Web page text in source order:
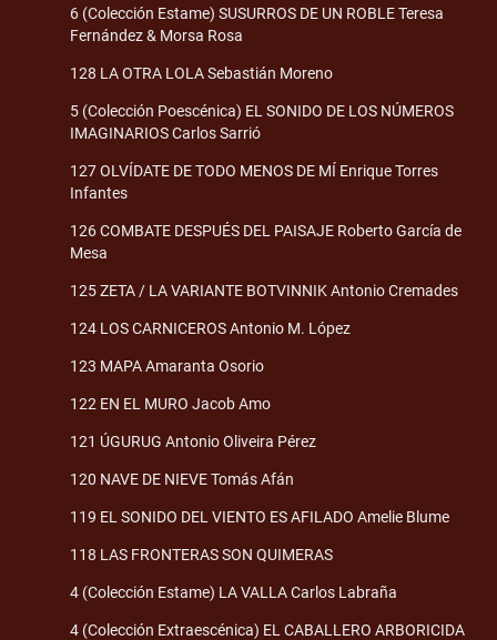
6 (Colección Estame) SUSURROS DE UN ROBLE Teresa
Fernández & Morsa Rosa
128 LA OTRA LOLA Sebastián Moreno
5 (Colección Poescénica) EL SONIDO DE LOS NÚMEROS
IMAGINARIOS Carlos Sarrió
127 OLVÍDATE DE TODO MENOS DE MÍ Enrique Torres
Infantes
126 COMBATE DESPUÉS DEL PAISAJE Roberto García de
Mesa
125 ZETA / LA VARIANTE BOTVINNIK Antonio Cremades
124 LOS CARNICEROS Antonio M. López
123 MAPA Amaranta Osorio
122 EN EL MURO Jacob Amo
121 ÚGURUG Antonio Oliveira Pérez
120 NAVE DE NIEVE Tomás Afán
119 EL SONIDO DEL VIENTO ES AFILADO Amelie Blume
118 LAS FRONTERAS SON QUIMERAS
4 (Colección Estame) LA VALLA Carlos Labraña
4 (Colección Extraescénica) EL CABALLERO ARBORICIDA